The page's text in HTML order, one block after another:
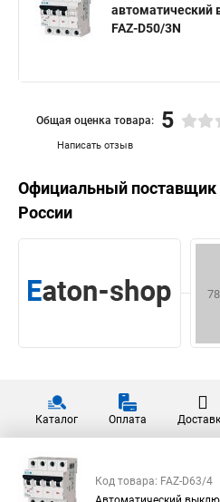
автоматический
FAZ-D50/3N
Написать отзыв
Общая оценка товара: 5
Официальный поставщик
России
Каталог Оплата
Код товара: FAZ-D63/4